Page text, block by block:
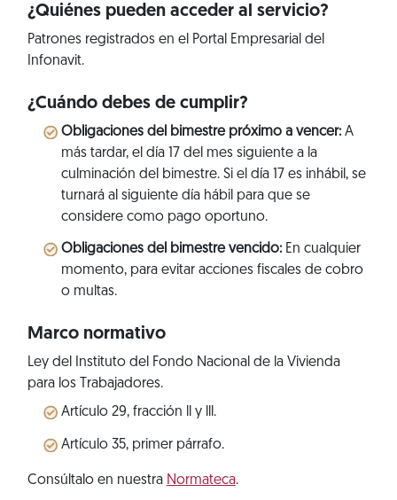
¿Quiénes pueden acceder al servicio?
Patrones registrados en el Portal Empresarial del
Infonavit.
¿Cuándo debes de cumplir?
Obligaciones del bimestre próximo a vencer:A
más tardar, el día 17 del mes siguiente a la
culminación del bimestre. Si el día 17 es inhábil, se
turnará al siguiente día hábil para que se
considere como pago oportuno.
Obligaciones del bimestre vencido:En cualquier
momento, para evitar acciones fiscales de cobro
o multas.
Marco normativo
Ley del Instituto del Fondo Nacional de la Vivienda
para los Trabajadores.
Artículo 29, fracción ll y lll.
Artículo 35, primer párrafo.
Consúltalo en nuestra Normateca.